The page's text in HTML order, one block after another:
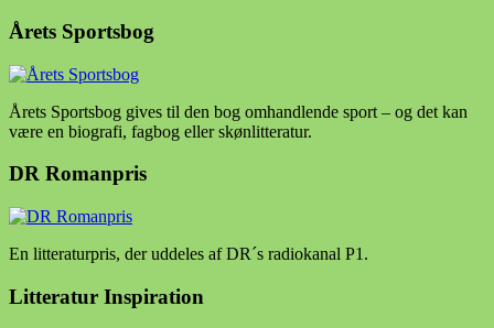
Årets Sportsbog
Årets Sportsbog gives til den bog omhandlende sport – og det kan
være en biografi, fagbog eller skønlitteratur.
DR Romanpris
En litteraturpris, der uddeles af DR´s radiokanal P1.
Litteratur Inspiration